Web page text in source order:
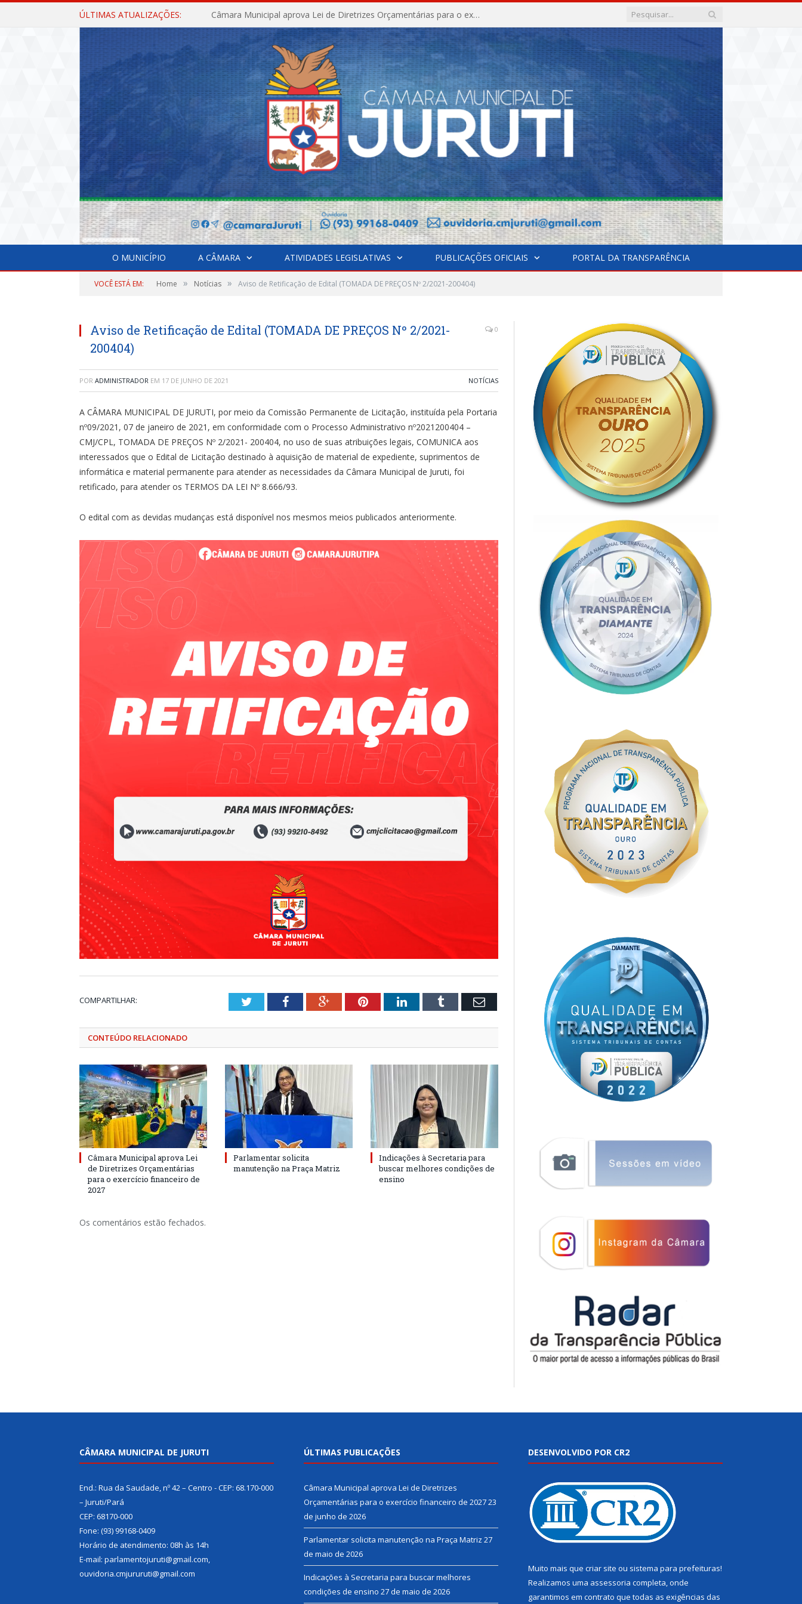
ÚLTIMAS ATUALIZAÇÕES: Câmara Municipal aprova Lei de Diretrizes Orçamentárias para o exercício financeiro de 2027
O MUNICÍPIO A CÂMARA ATIVIDADES LEGISLATIVAS PUBLICAÇÕES OFICIAIS PORTAL DA TRANSPARÊNCIA
VOCÊ ESTÁ EM: Home » Notícias » Aviso de Retificação de Edital (TOMADA DE PREÇOS Nº 2/2021-200404)
Aviso de Retificação de Edital (TOMADA DE PREÇOS Nº 2/2021-
200404)
0
POR ADMINISTRADOR EM 17 DE JUNHO DE 2021 NOTÍCIAS
A CÂMARA MUNICIPAL DE JURUTI, por meio da Comissão Permanente de Licitação, instituída pela Portaria
nº09/2021, 07 de janeiro de 2021, em conformidade com o Processo Administrativo nº2021200404 –
CMJ/CPL, TOMADA DE PREÇOS Nº 2/2021- 200404, no uso de suas atribuições legais, COMUNICA aos
interessados que o Edital de Licitação destinado à aquisição de material de expediente, suprimentos de
informática e material permanente para atender as necessidades da Câmara Municipal de Juruti, foi
retificado, para atender os TERMOS DA LEI Nº 8.666/93.
O edital com as devidas mudanças está disponível nos mesmos meios publicados anteriormente.
COMPARTILHAR: TwitterFacebookGoogle+PinterestLinkedInTumblr Email
CONTEÚDO RELACIONADO
Câmara Municipal aprova Lei
de Diretrizes Orçamentárias
para o exercício financeiro de
2027
Parlamentar solicita
manutenção na Praça Matriz
Indicações à Secretaria para
buscar melhores condições de
ensino
Os comentários estão fechados.
CÂMARA MUNICIPAL DE JURUTI
End.: Rua da Saudade, nº 42 – Centro - CEP: 68.170-000
– Juruti/Pará
CEP: 68170-000
Fone: (93) 99168-0409
Horário de atendimento: 08h às 14h
E-mail: parlamentojuruti@gmail.com,
ouvidoria.cmjururuti@gmail.com
ÚLTIMAS PUBLICAÇÕES
Câmara Municipal aprova Lei de Diretrizes
Orçamentárias para o exercício financeiro de 202723
de junho de 2026
Parlamentar solicita manutenção na Praça Matriz 27
de maio de 2026
Indicações à Secretaria para buscar melhores
condições de ensino 27 de maio de 2026
DESENVOLVIDO POR CR2
Muito mais que criar site ou sistema para prefeituras!
Realizamos uma assessoria completa, onde
garantimos em contrato que todas as exigências das